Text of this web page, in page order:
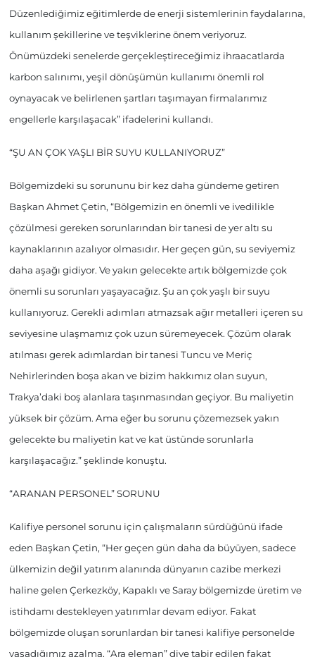
Düzenlediğimiz eğitimlerde de enerji sistemlerinin faydalarına,
kullanım şekillerine ve teşviklerine önem veriyoruz.
Önümüzdeki senelerde gerçekleştireceğimiz ihraacatlarda
karbon salınımı, yeşil dönüşümün kullanımı önemli rol
oynayacak ve belirlenen şartları taşımayan firmalarımız
engellerle karşılaşacak” ifadelerini kullandı.
“ŞU AN ÇOK YAŞLI BİR SUYU KULLANIYORUZ”
Bölgemizdeki su sorununu bir kez daha gündeme getiren
Başkan Ahmet Çetin, “Bölgemizin en önemli ve ivedilikle
çözülmesi gereken sorunlarından bir tanesi de yer altı su
kaynaklarının azalıyor olmasıdır. Her geçen gün, su seviyemiz
daha aşağı gidiyor. Ve yakın gelecekte artık bölgemizde çok
önemli su sorunları yaşayacağız. Şu an çok yaşlı bir suyu
kullanıyoruz. Gerekli adımları atmazsak ağır metalleri içeren su
seviyesine ulaşmamız çok uzun süremeyecek. Çözüm olarak
atılması gerek adımlardan bir tanesi Tuncu ve Meriç
Nehirlerinden boşa akan ve bizim hakkımız olan suyun,
Trakya’daki boş alanlara taşınmasından geçiyor. Bu maliyetin
yüksek bir çözüm. Ama eğer bu sorunu çözemezsek yakın
gelecekte bu maliyetin kat ve kat üstünde sorunlarla
karşılaşacağız.” şeklinde konuştu.
“ARANAN PERSONEL” SORUNU
Kalifiye personel sorunu için çalışmaların sürdüğünü ifade
eden Başkan Çetin, “Her geçen gün daha da büyüyen, sadece
ülkemizin değil yatırım alanında dünyanın cazibe merkezi
haline gelen Çerkezköy, Kapaklı ve Saray bölgemizde üretim ve
istihdamı destekleyen yatırımlar devam ediyor. Fakat
bölgemizde oluşan sorunlardan bir tanesi kalifiye personelde
yaşadığımız azalma. “Ara eleman” diye tabir edilen fakat